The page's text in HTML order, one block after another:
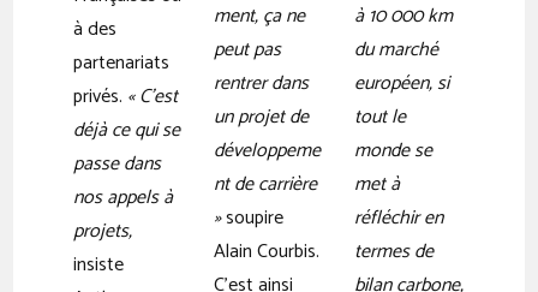
à des
partenariats
privés. « C’est
déjà ce qui se
passe dans
nos appels à
projets,
insiste
ment, ça ne
peut pas
rentrer dans
un projet de
développeme
nt de carrière
»soupire
Alain Courbis.
C’est ainsi
à 10 000 km
du marché
européen, si
tout le
monde se
met à
réfléchir en
termes de
bilan carbone,